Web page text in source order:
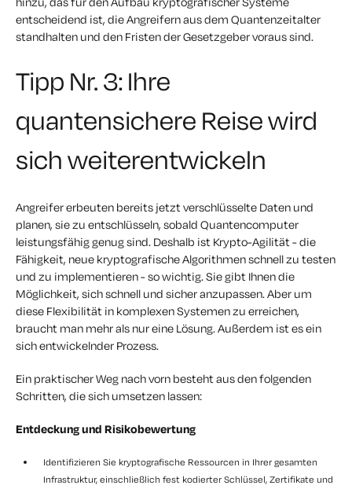
entscheidend ist, die Angreifern aus dem Quantenzeitalter
standhalten und den Fristen der Gesetzgeber voraus sind.
Tipp Nr. 3: Ihre
quantensichere Reise wird
sich weiterentwickeln
Angreifer erbeuten bereits jetzt verschlüsselte Daten und
planen, sie zu entschlüsseln, sobald Quantencomputer
leistungsfähig genug sind. Deshalb ist Krypto-Agilität - die
Fähigkeit, neue kryptografische Algorithmen schnell zu testen
und zu implementieren - so wichtig. Sie gibt Ihnen die
Möglichkeit, sich schnell und sicher anzupassen. Aber um
diese Flexibilität in komplexen Systemen zu erreichen,
braucht man mehr als nur eine Lösung. Außerdem ist es ein
sich entwickelnder Prozess.
Ein praktischer Weg nach vorn besteht aus den folgenden
Schritten, die sich umsetzen lassen:
Entdeckung und Risikobewertung
Identifizieren Sie kryptografische Ressourcen in Ihrer gesamten
Infrastruktur, einschließlich fest kodierter Schlüssel, Zertifikate und